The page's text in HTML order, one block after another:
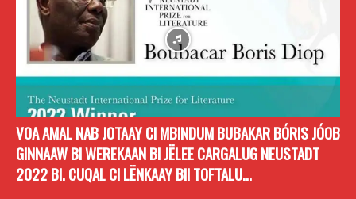
VOA AMAL NAB JOTAAY CI MBINDUM BUBAKAR BÓRIS JÓOB
GINNAAW BI WEREKAAN BI JËLEE CARGALUG NEUSTADT
2022 BI. CUQAL CI LËNKAAY BII TOFTALU...